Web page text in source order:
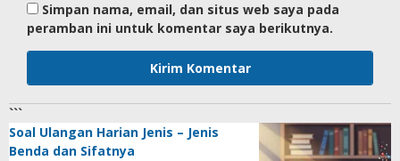
Simpan nama, email, dan situs web saya pada
peramban ini untuk komentar saya berikutnya.
```
Soal Ulangan Harian Jenis – Jenis
Benda dan Sifatnya